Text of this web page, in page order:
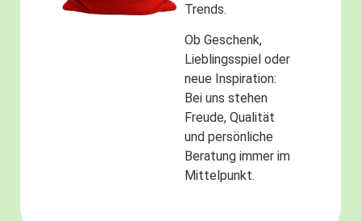
Trends.
Ob Geschenk,
Lieblingsspiel oder
neue Inspiration:
Bei uns stehen
Freude, Qualität
und persönliche
Beratung immer im
Mittelpunkt.